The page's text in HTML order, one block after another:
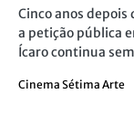
Cinco anos
a petição pública
Ícaro continua
Cinema Sétima Arte